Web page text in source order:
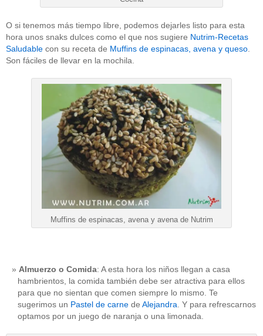
O si tenemos más tiempo libre, podemos dejarles listo para esta
hora unos snaks dulces como el que nos sugiere Nutrim-Recetas
Saludable con su receta de Muffins de espinacas, avena y queso.
Son fáciles de llevar en la mochila.
Muffins de espinacas, avena y avena de Nutrim
Almuerzo o Comida: A esta hora los niños llegan a casa
hambrientos, la comida también debe ser atractiva para ellos
para que no sientan que comen siempre lo mismo. Te
sugerimos un Pastel de carne de Alejandra . Y para refrescarnos
optamos por un juego de naranja o una limonada.